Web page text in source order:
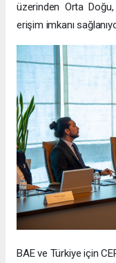
üzerinden Orta
erişim imkanı
BAE ve Türkiye için